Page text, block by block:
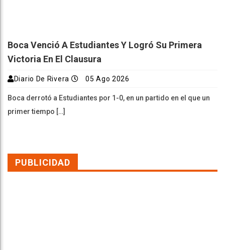
Boca Venció A Estudiantes Y Logró Su Primera
Victoria En El Clausura
Diario De Rivera 05 Ago 2026
Boca derrotó a Estudiantes por 1-0, en un partido en el que un
primer tiempo […]
PUBLICIDAD